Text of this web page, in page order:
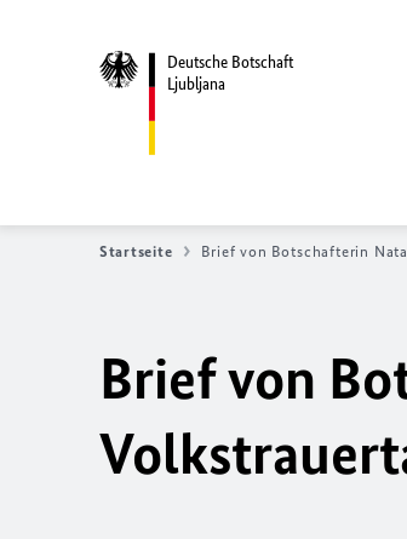
Deutsche Botschaft
Ljubljana
Startseite Brief von Botschafterin
Brief von